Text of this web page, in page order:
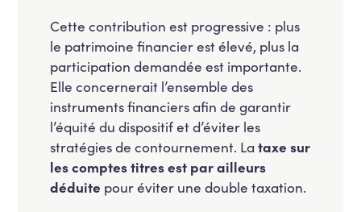
Cette contribution est progressive : plus
le patrimoine financier est élevé, plus la
participation demandée est importante.
Elle concernerait l’ensemble des
instruments financiers afin de garantir
l’équité du dispositif et d’éviter les
stratégies de contournement. Lataxe sur
les comptes titres est par ailleurs
déduite pour éviter une double taxation.